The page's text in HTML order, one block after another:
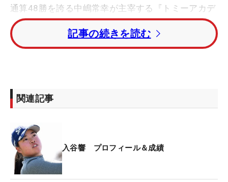
通算48勝を誇る中嶋常幸が主宰する『トミーアカデ
ミー』でゴルフを学び、2度目の挑戦で最終プロテ
スト合格を果たした。
谷。ついたあだ名は『ブンちゃん』だ。国内女子ツ
アー今季開幕戦「ダイキンオーキッドレディス」、
ドライビングディスタンスでは1位を記録してい
る。平均飛距離は260.64ヤードで、2位は259.00ヤ
ードのため、唯一の260ヤード台だ。
記事の続きを読む
関連記事
入谷響 プロフィール＆成績